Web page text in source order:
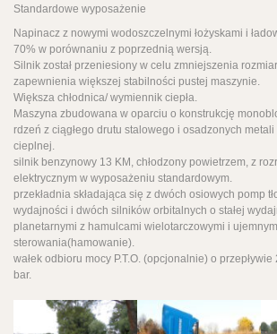
Standardowe wyposażenie
Napinacz z nowymi wodoszczelnymi łożyskami i
70% w porównaniu z poprzednią wersją.
Silnik został przeniesiony w celu zmniejszenia
zapewnienia większej stabilności pustej maszynie.
Większa chłodnica/ wymiennik ciepła.
Maszyna zbudowana w oparciu o konstrukcję
rdzeń z ciągłego drutu stalowego i osadzonych
cieplnej.
silnik benzynowy 13 KM, chłodzony powietrzem, z
elektrycznym w wyposażeniu standardowym.
przekładnia składająca się z dwóch osiowych pomp
wydajności i dwóch silników orbitalnych o stałej
planetarnymi z hamulcami wielotarczowymi i
sterowania(hamowanie).
wałek odbioru mocy P.T.O. (opcjonalnie) o
bar.